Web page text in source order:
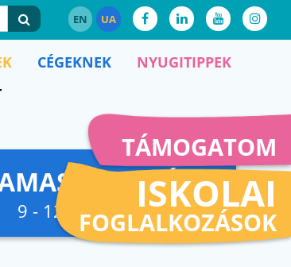
EN UA
TÁMOGATOM
ISKOLAI
FOGLALKOZÁSOK
CÉGEKNEK
NYUGITIPPEK
9 - 12. osztályig